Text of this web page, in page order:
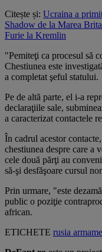
Citește și: Ucraina a
Shadow de la Marea
Furie la Kremlin
"Pemiteţi ca procesul să
Chestiunea este
a completat şeful statului.
Pe de altă parte, el i-a
declaraţiile sale,
a caracterizat contactele
În cadrul acestor
chestiunea despre care a
cele două părţi au
să-şi desfăşoare cursul
Prin urmare, "este
public o poziţie
african.
ETICHETE rusia